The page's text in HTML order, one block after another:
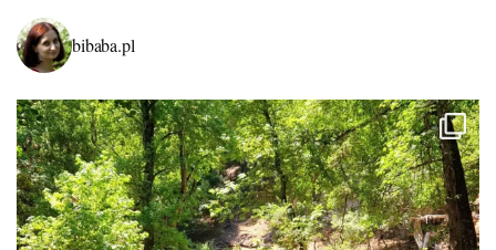
bibaba.pl